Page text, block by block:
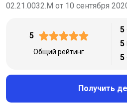
02.21.0032.М от 10 сентября
5
Общий рейтинг
5
5
5
Получить